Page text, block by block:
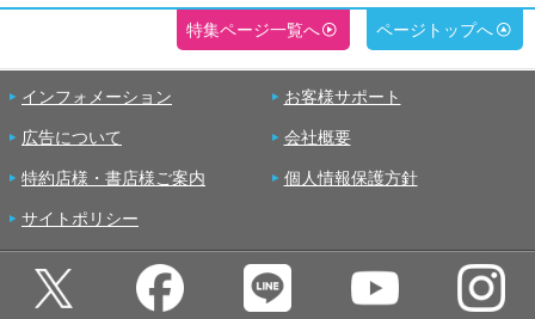
特集ページ一覧へ ページトップへ
インフォメーション お客様サポート
広告について 会社概要
特約店様・書店様ご案内 個人情報保護方針
サイトポリシー